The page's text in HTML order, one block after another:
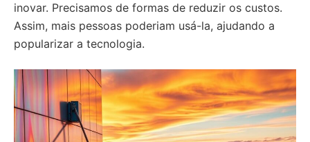
inovar. Precisamos de formas de reduzir os custos.
Assim, mais pessoas poderiam usá-la, ajudando a
popularizar a tecnologia.